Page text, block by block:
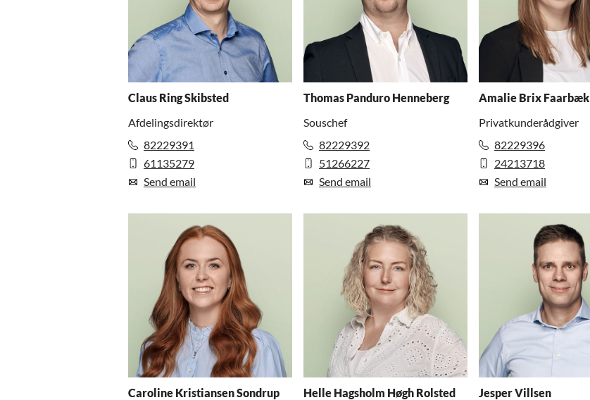
Claus Ring Skibsted
Afdelingsdirektør
82229391
61135279
Send email
Thomas Panduro Henneberg
Souschef
82229392
51266227
Send email
Amalie Brix Faarbæk
Privatkunderådgiver
82229396
24213718
Send email
Caroline Kristiansen Sondrup
Helle Hagsholm Høgh Rolsted
Jesper Villsen